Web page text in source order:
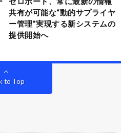
共有が可能な“動的サプライヤ
ー管理”実現する新システムの
提供開始へ
to Top